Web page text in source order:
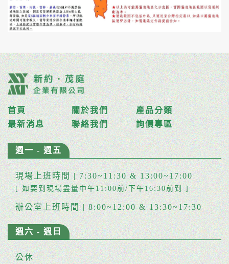
首頁 關於我們
產品分類
最新消息
聯絡我們 詢價專區
週一 - 週五
現場上班時間 | 7:30~11:30 & 13:00~17:00
[ 如要到現場盡量中午11:00前/下午16:30前到 ]
辦公室上班時間 | 8:00~12:00 & 13:30~17:30
週六 - 週日
公休